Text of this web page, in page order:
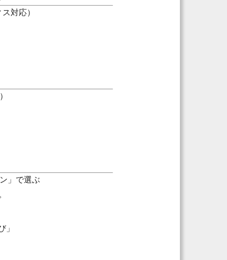
対応）
」で選ぶ
」